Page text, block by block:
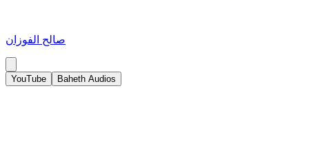
صالح الفوزان
YouTube Baheth Audios